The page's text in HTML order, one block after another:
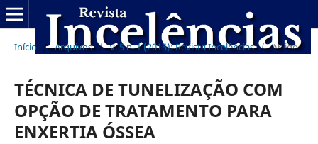
Início / Arquivos / v. 5 n. 1 (2015): Revista Incelências / Artigos
TÉCNICA DE TUNELIZAÇÃO COM
OPÇÃO DE TRATAMENTO PARA
ENXERTIA ÓSSEA